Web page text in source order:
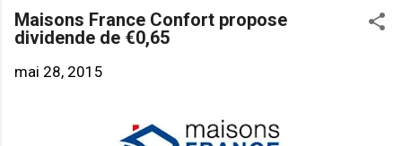
Maisons France Confort propose
dividende de €0,65
mai 28, 2015